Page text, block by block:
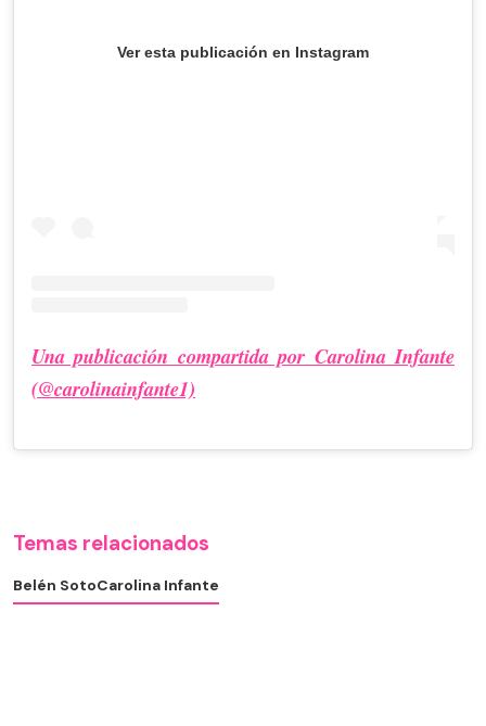
Ver esta publicación en Instagram
Una publicación compartida por Carolina Infante
(@carolinainfante1)
Temas relacionados
Belén SotoCarolina Infante